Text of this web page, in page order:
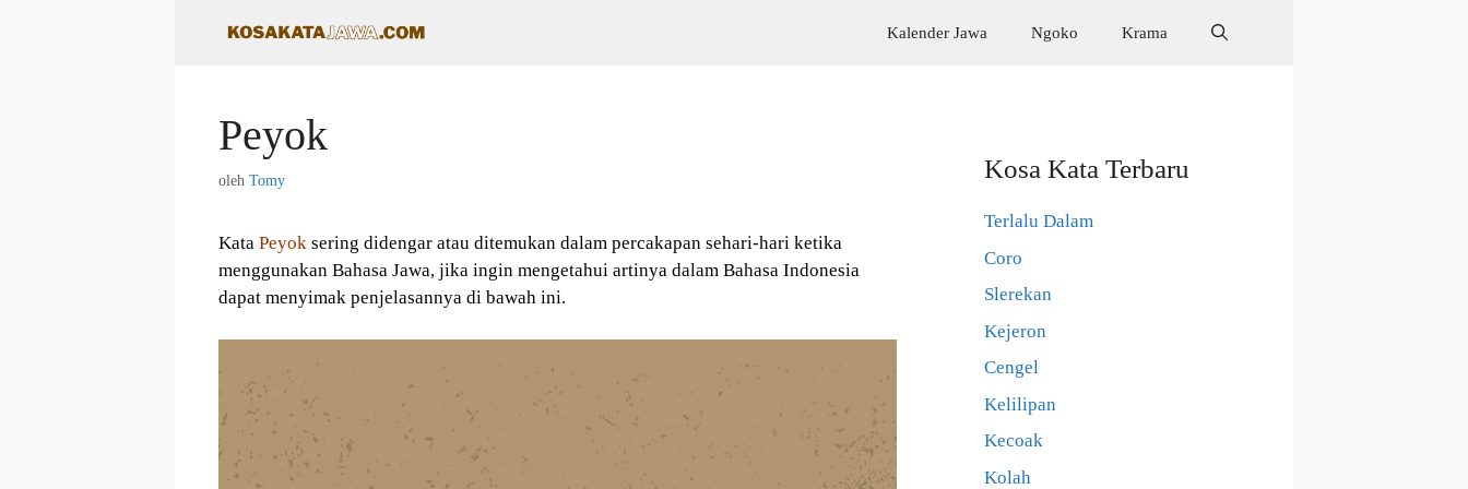
Kalender Jawa Ngoko Krama
Peyok
oleh Tomy
Kata Peyok sering didengar atau ditemukan dalam percakapan sehari-hari ketika
menggunakan Bahasa Jawa, jika ingin mengetahui artinya dalam Bahasa Indonesia
dapat menyimak penjelasannya di bawah ini.
Kosa Kata Terbaru
Terlalu Dalam
Coro
Slerekan
Kejeron
Cengel
Kelilipan
Kecoak
Kolah